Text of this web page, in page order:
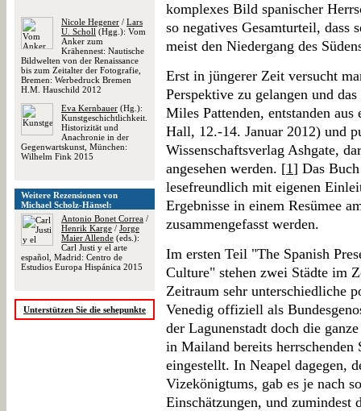
Nicole Hegener / Lars
U. Scholl (Hgg.): Vom
Anker zum
Krähennest: Nautische
Bildwelten von der Renaissance
bis zum Zeitalter der Fotografie,
Bremen: Werbedruck Bremen
H.M. Hauschild 2012
Eva Kernbauer (Hg.):
Kunstgeschichtlichkeit.
Historizität und
Anachronie in der
Gegenwartskunst, München:
Wilhelm Fink 2015
Weitere Rezensionen von
Michael Scholz-Hänsel:
Antonio Bonet Correa /
Henrik Karge / Jorge
Maier Allende (eds.):
Carl Justi y el arte
español, Madrid: Centro de
Estudios Europa Hispánica 2015
Unterstützen Sie die sehepunkte
komplexes Bild spanischer
so negatives Gesamturteil, dass
meist den Niedergang des
Erst in jüngerer Zeit versucht
Perspektive zu gelangen und
Miles Pattenden, entstanden
Hall, 12.-14. Januar 2012) und
Wissenschaftsverlag Ashgate,
angesehen werden. [1] Das
lesefreundlich mit eigenen
Ergebnisse in einem Resümee
zusammengefasst werden.
Im ersten Teil "The Spanish
Culture" stehen zwei Städte im
Zeitraum sehr unterschiedliche
Venedig offiziell als
der Lagunenstadt doch die
in Mailand bereits herrschenden
eingestellt. In Neapel dagegen,
Vizekönigtums, gab es je nach
Einschätzungen, und zumindest